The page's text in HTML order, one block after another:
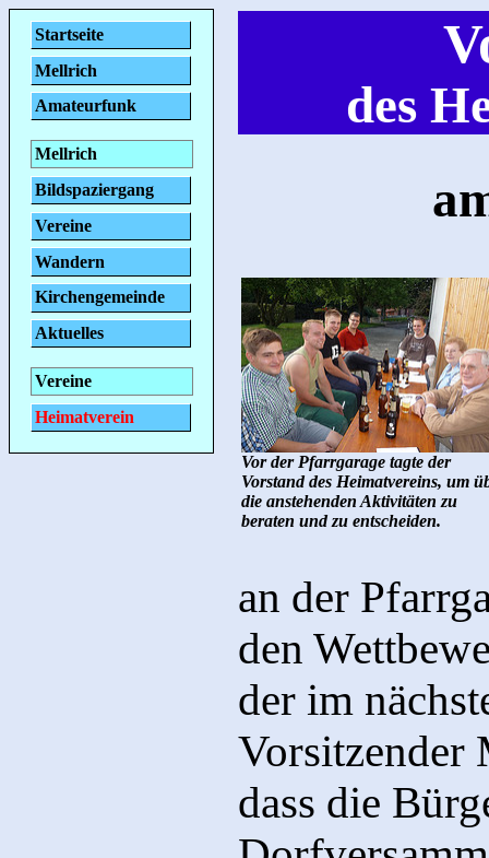
Startseite
Mellrich
Amateurfunk
Mellrich
Bildspaziergang
Vereine
Wandern
Kirchengemeinde
Aktuelles
Vereine
Heimatverein
des
Vor der Pfarrgarage tagte der
Vorstand des Heimatvereins, um
die anstehenden Aktivitäten zu
beraten und zu entscheiden.
an der
den
der im
Vorsitzender
dass die